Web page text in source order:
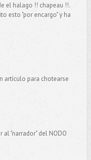
el halago !! chapeau !!.
esto "por encargo" y ha
artículo para chotearse
"narrador" del NODO